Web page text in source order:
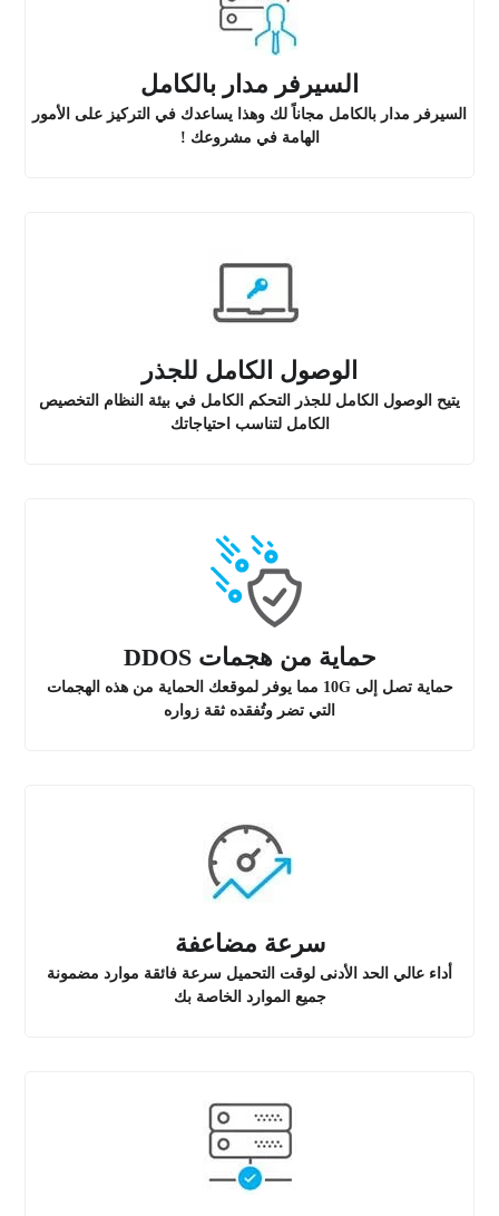
السيرفر مدار بالكامل
السيرفر مدار بالكامل مجاناً لك وهذا يساعدك في التركيز على الأمور
الهامة في مشروعك !
الوصول الكامل للجذر
يتيح الوصول الكامل للجذر التحكم الكامل في بيئة النظام التخصيص
الكامل لتناسب احتياجاتك
حماية من هجمات DDOS
حماية تصل إلى 10G مما يوفر لموقعك الحماية من هذه الهجمات
التي تضر وتُفقده ثقة زواره
سرعة مضاعفة
أداء عالي الحد الأدنى لوقت التحميل سرعة فائقة موارد مضمونة
جميع الموارد الخاصة بك